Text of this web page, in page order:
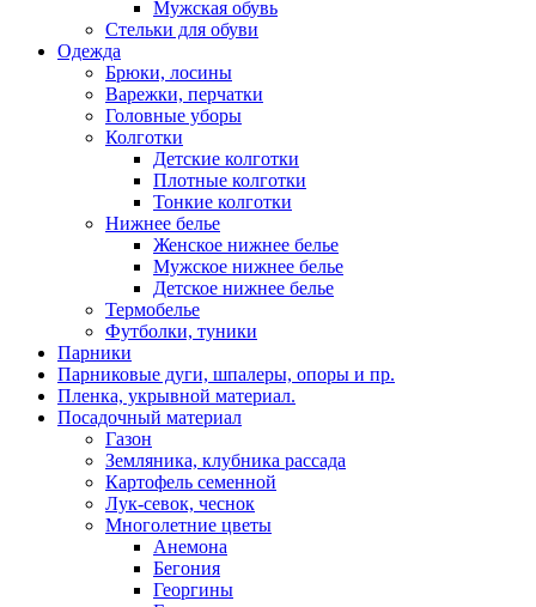
Мужская обувь
Стельки для обуви
Одежда
Брюки, лосины
Варежки, перчатки
Головные уборы
Колготки
Детские колготки
Плотные колготки
Тонкие колготки
Нижнее белье
Женское нижнее белье
Мужское нижнее белье
Детское нижнее белье
Термобелье
Футболки, туники
Парники
Парниковые дуги, шпалеры, опоры и пр.
Пленка, укрывной материал.
Посадочный материал
Газон
Земляника, клубника рассада
Картофель семенной
Лук-севок, чеснок
Многолетние цветы
Анемона
Бегония
Георгины